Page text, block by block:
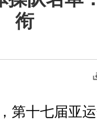
衔
十七届亚运